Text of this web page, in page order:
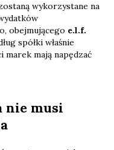
wykorzystane na
obejmującego e.l.f.
spółki właśnie
marek mają napędzać
nie musi